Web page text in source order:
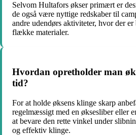
Selvom Hultafors økser primært er
de også være nyttige redskaber til
andre udendørs aktiviteter, hvor der
flække materialer.
Hvordan opretholder man
tid?
For at holde øksens klinge skarp
regelmæssigt med en øksesliber eller
at bevare den rette vinkel under
og effektiv klinge.